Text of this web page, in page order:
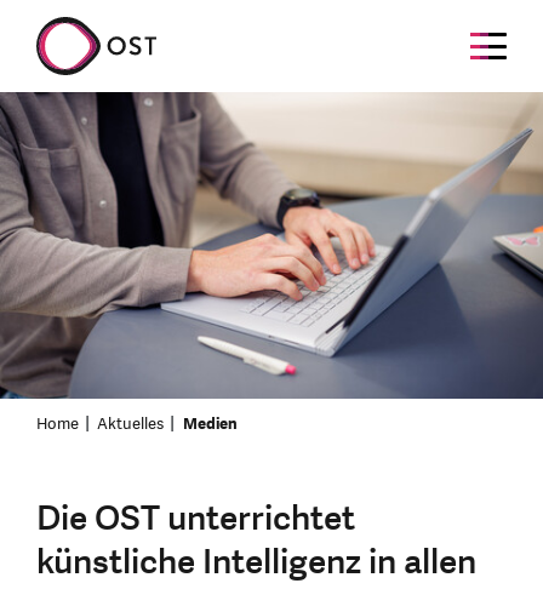
Home Aktuelles Medien
Die OST unterrichtet
künstliche Intelligenz in allen